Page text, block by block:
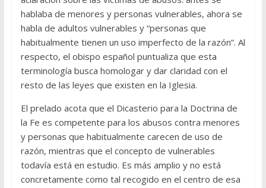
hablaba de menores y personas vulnerables, ahora se
habla de adultos vulnerables y “personas que
habitualmente tienen un uso imperfecto de la razón”. Al
respecto, el obispo español puntualiza que esta
terminología busca homologar y dar claridad con el
resto de las leyes que existen en la Iglesia.
El prelado acota que el Dicasterio para la Doctrina de
la Fe es competente para los abusos contra menores
y personas que habitualmente carecen de uso de
razón, mientras que el concepto de vulnerables
todavía está en estudio. Es más amplio y no está
concretamente como tal recogido en el centro de esa